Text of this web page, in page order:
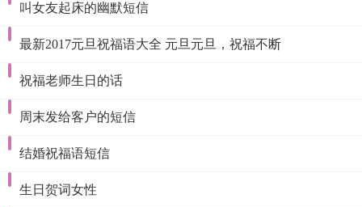
叫女友起床的幽默短信
最新2017元旦祝福语大全 元旦元旦，祝福不断
祝福老师生日的话
周末发给客户的短信
结婚祝福语短信
生日贺词女性